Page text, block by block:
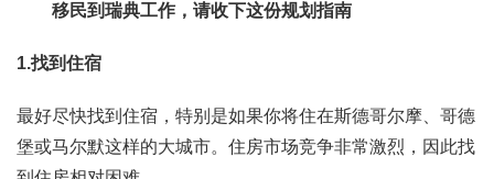
移民到瑞典工作，请收下这份规划指南
1.找到住宿
最好尽快找到住宿，特别是如果你将住在斯德哥尔摩、哥德
堡或马尔默这样的大城市。住房市场竞争非常激烈，因此找